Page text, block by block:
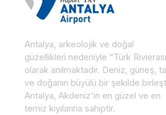
Antalya, arkeolojik ve doğal
güzellikleri nedeniyle “Türk
olarak anılmaktadır. Deniz, güneş,
ve doğanın büyülü bir şekilde
Antalya, Akdeniz'in en güzel ve en
temiz kıyılarına sahiptir.